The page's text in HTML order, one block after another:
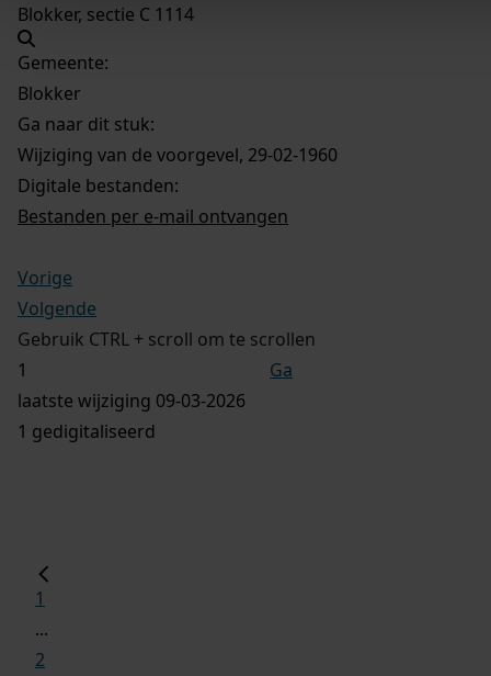
Blokker, sectie C 1114
Gemeente:
Blokker
Ga naar dit stuk:
Wijziging van de voorgevel, 29-02-1960
Digitale bestanden:
Bestanden per e-mail ontvangen
Vorige
Volgende
Gebruik CTRL + scroll om te scrollen
Ga
laatste wijziging 09-03-2026
1 gedigitaliseerd
1
...
2